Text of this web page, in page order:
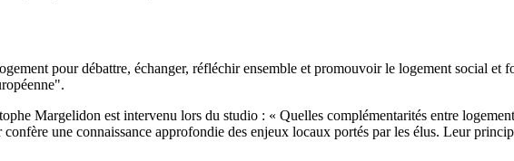
pour débattre, échanger, réfléchir ensemble et promouvoir le logement social et
".
Margelidon est intervenu lors du studio : « Quelles complémentarités entre
une connaissance approfondie des enjeux locaux portés par les élus. Leur